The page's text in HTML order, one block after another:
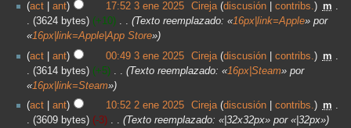
act
ant 17:52 3 ene 2025 Cireja discusión contribs.
m
3624 bytes
+10 Texto reemplazado: «16px|link=Apple» por
«16px|link=Apple|App Store»
act
ant 00:49 3 ene 2025 Cireja discusión contribs.
m
3614 bytes
+5 Texto reemplazado: «16px|Steam» por
«16px|link=Steam»
act
ant 10:52 2 ene 2025 Cireja discusión contribs.
m
3609 bytes
-3
Texto reemplazado: «|32x32px» por «|32px»